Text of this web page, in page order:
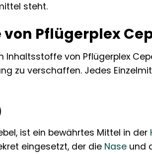
steht.
Pflügerplex
von Pflügerplex
zu verschaffen. Jedes
ist ein bewährtes Mittel in der
eingesetzt, der die Nase und